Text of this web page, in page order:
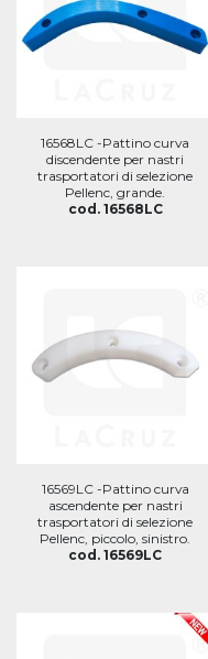
16568LC -Pattino curva
discendente per nastri
trasportatori di selezione
Pellenc, grande.
cod. 16568LC
16569LC -Pattino curva
ascendente per nastri
trasportatori di selezione
Pellenc, piccolo, sinistro.
cod. 16569LC